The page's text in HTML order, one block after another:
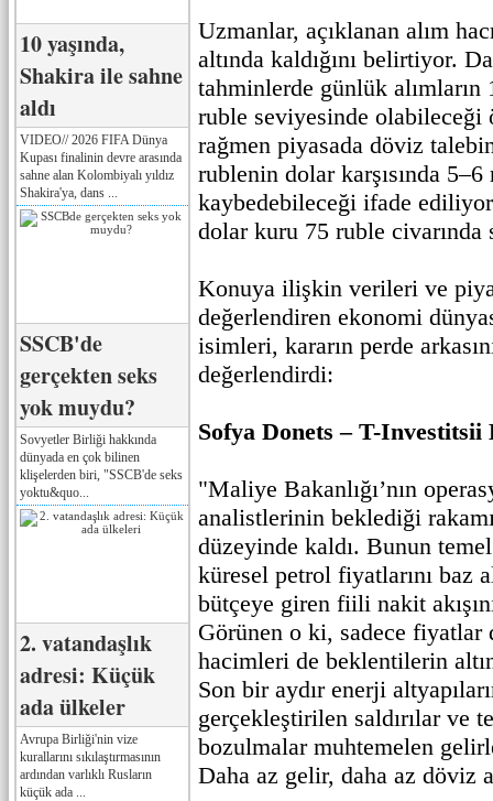
10 yaşında,
Shakira ile sahne
aldı
VIDEO// 2026 FIFA Dünya
Kupası finalinin devre arasında
sahne alan Kolombiyalı yıldız
Shakira'ya, dans ...
SSCB'de
gerçekten seks
yok muydu?
Sovyetler Birliği hakkında
dünyada en çok bilinen
klişelerden biri, "SSCB'de seks
yoktu&quo...
2. vatandaşlık
adresi: Küçük
ada ülkeler
Avrupa Birliği'nin vize
kurallarını sıkılaştırmasının
ardından varlıklı Rusların
küçük ada ...
Uzmanlar, açıklanan alım
altında kaldığını belirtiyor.
tahminlerde günlük
ruble seviyesinde olabileceği
rağmen piyasada döviz
rublenin dolar karşısında 5–6
kaybedebileceği ifade
dolar kuru 75 ruble civarında
Konuya ilişkin verileri ve
değerlendiren ekonomi
isimleri, kararın perde
değerlendirdi:
Sofya Donets – T-
"Maliye Bakanlığı’nın
analistlerinin beklediği
düzeyinde kaldı. Bunun
küresel petrol fiyatlarını baz
bütçeye giren fiili nakit
Görünen o ki, sadece fiyatlar
hacimleri de beklentilerin
Son bir aydır enerji
gerçekleştirilen saldırılar ve
bozulmalar muhtemelen
Daha az gelir, daha az döviz